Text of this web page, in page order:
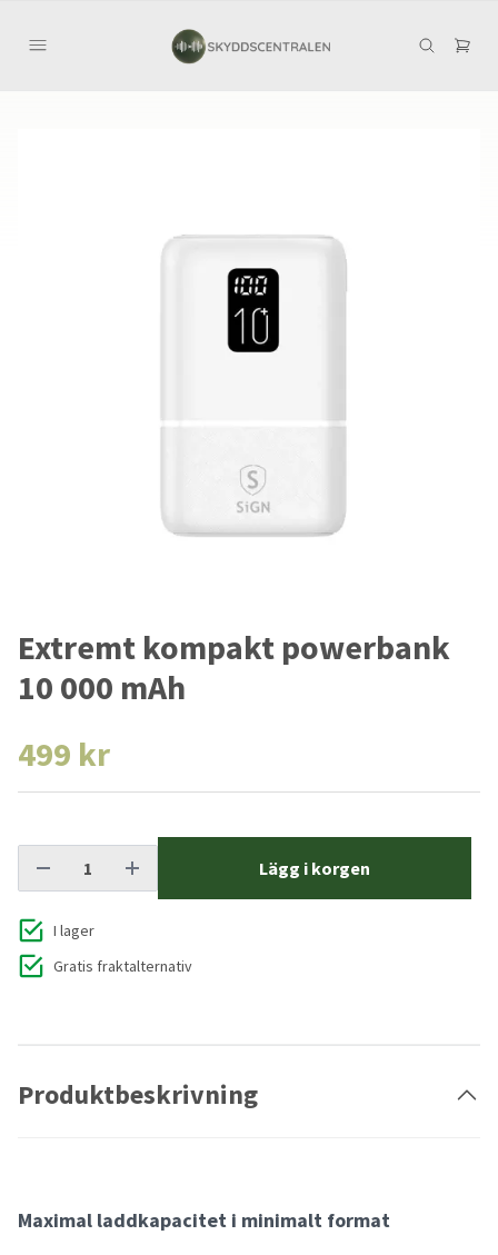
Extremt kompakt powerbank
10 000 mAh
499 kr
Lägg i korgen
I lager
Gratis fraktalternativ
Produktbeskrivning
Maximal laddkapacitet i minimalt format